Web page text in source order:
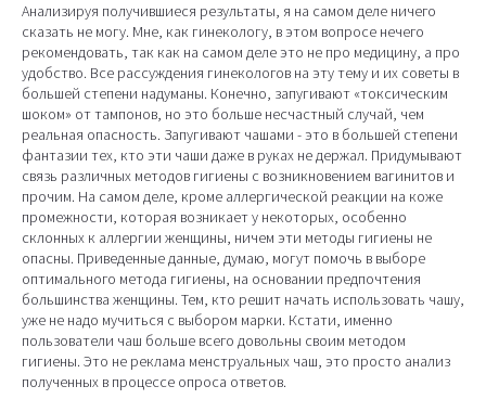
Анализируя получившиеся результаты, я на самом деле ничего
сказать не могу. Мне, как гинекологу, в этом вопросе нечего
рекомендовать, так как на самом деле это не про медицину, а про
удобство. Все рассуждения гинекологов на эту тему и их советы в
большей степени надуманы. Конечно, запугивают «токсическим
шоком» от тампонов, но это больше несчастный случай, чем
реальная опасность. Запугивают чашами - это в большей степени
фантазии тех, кто эти чаши даже в руках не держал. Придумывают
связь различных методов гигиены с возникновением вагинитов и
прочим. На самом деле, кроме аллергической реакции на коже
промежности, которая возникает у некоторых, особенно
склонных к аллергии женщины, ничем эти методы гигиены не
опасны. Приведенные данные, думаю, могут помочь в выборе
оптимального метода гигиены, на основании предпочтения
большинства женщины. Тем, кто решит начать использовать чашу,
уже не надо мучиться с выбором марки. Кстати, именно
пользователи чаш больше всего довольны своим методом
гигиены. Это не реклама менструальных чаш, это просто анализ
полученных в процессе опроса ответов.